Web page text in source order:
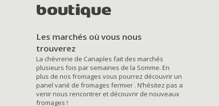
boutique
Les marchés où vous nous
trouverez
La chèvrerie de Canaples fait des marchés
plusieurs fois par semaines de la Somme. En
plus de nos fromages vous pourrez découvrir un
panel varié de fromages fermier . N’hésitez pas a
venir nous rencontrer et découvrir de nouveaux
fromages !